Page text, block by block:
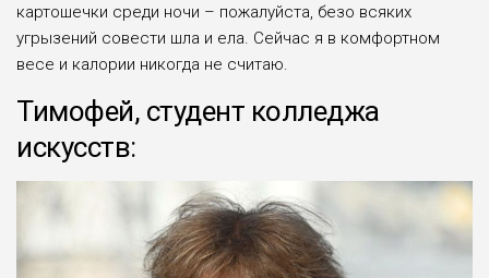
картошечки среди ночи – пожалуйста, безо всяких
угрызений совести шла и ела. Сейчас я в комфортном
весе и калории никогда не считаю.
Тимофей, студент колледжа
искусств: